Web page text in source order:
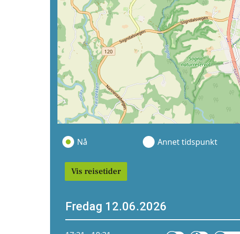
Nå Annet tidspunkt
Vis reisetider
Fredag 12.06.2026